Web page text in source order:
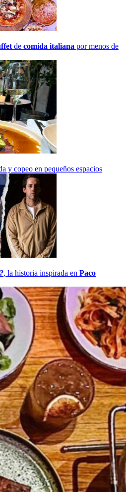
de comida italiana por menos de
y copeo en pequeños espacios
, la historia inspirada en Paco